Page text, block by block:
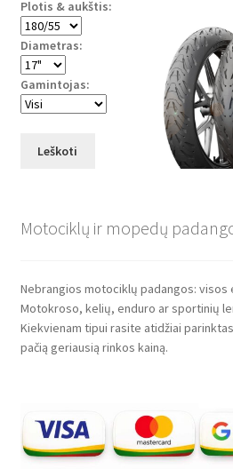
Plotis & aukštis:
Diametras:
Gamintojas:
Leškoti
Motociklų ir mopedų
Nebrangios motociklų padangos: visos
Motokroso, kelių, enduro ar sportinių
Kiekvienam tipui rasite atidžiai
pačią geriausią rinkos kainą.